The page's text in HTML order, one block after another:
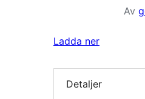
Av
Ladda ner
Detaljer